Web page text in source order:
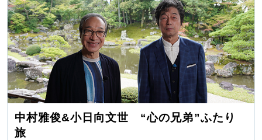
中村雅俊&小日向文世 “心の兄弟”ふたり
旅